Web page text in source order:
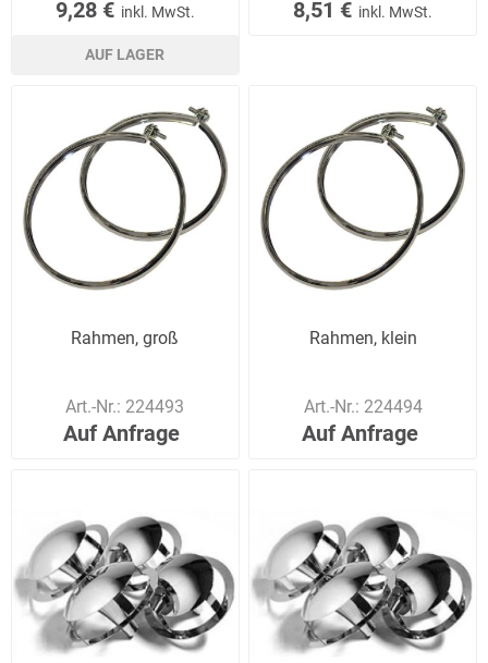
9,28 € inkl. MwSt.
AUF LAGER
8,51 € inkl. MwSt.
Rahmen, groß
Art.-Nr.: 224493
Auf Anfrage
Rahmen, klein
Art.-Nr.: 224494
Auf Anfrage